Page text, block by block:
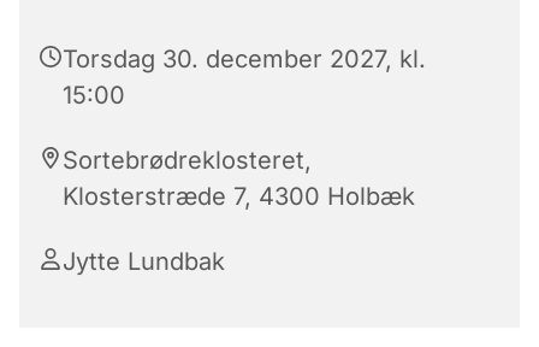
Torsdag 30. december 2027, kl.
15:00
Sortebrødreklosteret,
Klosterstræde 7, 4300 Holbæk
Jytte Lundbak